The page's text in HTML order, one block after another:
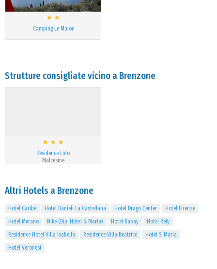
Camping Le Maior
Strutture consigliate vicino a Brenzone
Residence Lido
Malcesine
Altri Hotels a Brenzone
Hotel Caribe Hotel Danieli La Castellana Hotel Drago Center
Hotel Firenze
Hotel Merano
Nike (Dip. Hotel S. Maria) Hotel Rabay
Hotel Rely
Residence Hotel Villa Isabella
Residence Villa Beatrice
Hotel S. Maria
Hotel Veronesi